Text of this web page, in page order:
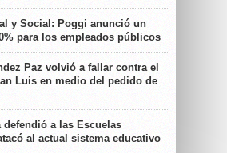
y Social: Poggi anunció un
para los empleados públicos
Paz volvió a fallar contra el
Luis en medio del pedido de
defendió a las Escuelas
al actual sistema educativo